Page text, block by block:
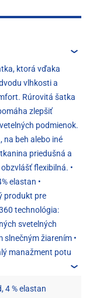
ktorá vďaka
vlhkosti a
Rúrovitá šatka
zlepšiť
podmienok.
na beh alebo iné
priedušná a
flexibilná. •
elastan •
produkt pre
​​technológia:
svetelných
slnečným žiarením •
manažment potu
4 % elastan